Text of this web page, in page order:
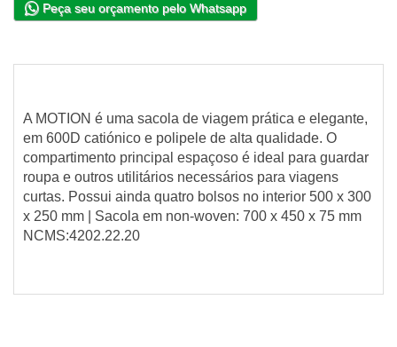
Peça seu orçamento pelo Whatsapp
A MOTION é uma sacola de viagem prática e elegante,
em 600D catiónico e polipele de alta qualidade. O
compartimento principal espaçoso é ideal para guardar
roupa e outros utilitários necessários para viagens
curtas. Possui ainda quatro bolsos no interior 500 x 300
x 250 mm | Sacola em non-woven: 700 x 450 x 75 mm
NCMS:4202.22.20